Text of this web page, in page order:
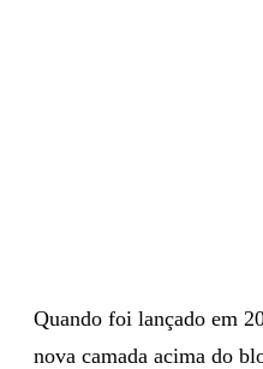
Quando foi lançado em
nova camada acima do